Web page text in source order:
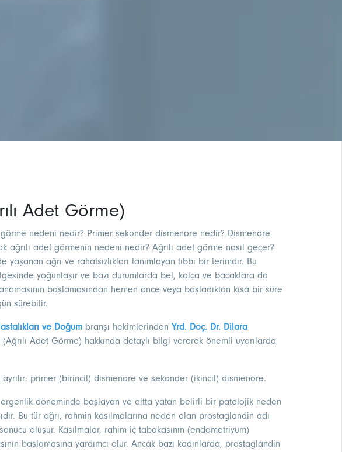
Adet Görme)
nedeni nedir? Primer sekonder dismenore nedir? Dismenore
ağrılı adet görmenin nedeni nedir? Ağrılı adet görme nasıl geçer?
ağrı ve rahatsızlıkları tanımlayan tıbbi bir terimdir. Bu
yoğunlaşır ve bazı durumlarda bel, kalça ve bacaklara da
başlamasından hemen önce veya başladıktan kısa bir süre
sürebilir.
ve Doğum branşı hekimlerindenYrd. Doç. Dr. Dilara
Adet Görme) hakkında detaylı bilgi vererek önemli uyarılarda
primer (birincil) dismenore ve sekonder (ikincil) dismenore.
döneminde başlayan ve altta yatan belirli bir patolojik neden
Bu tür ağrı, rahmin kasılmalarına neden olan prostaglandin adı
oluşur. Kasılmalar, rahim iç tabakasının (endometriyum)
başlamasına yardımcı olur. Ancak bazı kadınlarda, prostaglandin